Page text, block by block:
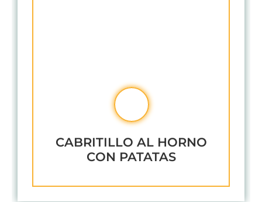
CABRITILLO AL HORNO
CON PATATAS